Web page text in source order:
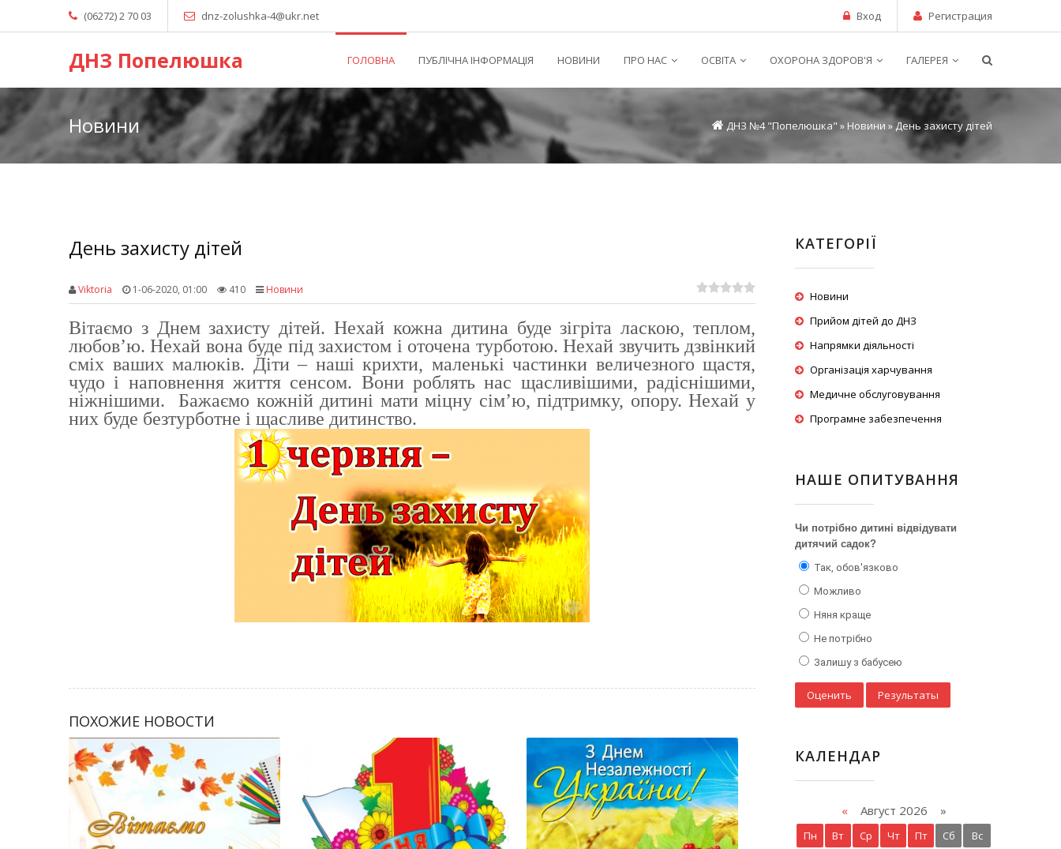
(06272) 2 70 03 dnz-zolushka-4@ukr.net Вход Регистрация
ДНЗ Попелюшка ГОЛОВНА ПУБЛІЧНА ІНФОРМАЦІЯ НОВИНИ ПРО НАС ОСВІТА ОХОРОНА ЗДОРОВ'Я ГАЛЕРЕЯ
Новини ДНЗ №4 "Попелюшка" » Новини » День захисту дітей
День захисту дітей
Viktoria 1-06-2020, 01:00 410 Новини
Вітаємо з Днем захисту дітей. Нехай кожна дитина буде зігріта ласкою, теплом,
любов’ю. Нехай вона буде під захистом і оточена турботою. Нехай звучить дзвінкий
сміх ваших малюків. Діти – наші крихти, маленькі частинки величезного щастя,
чудо і наповнення життя сенсом. Вони роблять нас щасливішими, радіснішими,
ніжнішими. Бажаємо кожній дитині мати міцну сім’ю, підтримку, опору. Нехай у
них буде безтурботне і щасливе дитинство.
ПОХОЖИЕ НОВОСТИ
КАТЕГОРІЇ
Новини
Прийом дітей до ДНЗ
Напрямки діяльності
Організація харчування
Медичне обслуговування
Програмне забезпечення
НАШЕ ОПИТУВАННЯ
Чи потрібно дитині відвідувати
дитячий садок?
Так, обов'язково
Можливо
Няня краще
Не потрібно
Залишу з бабусею
КАЛЕНДАР
« Август 2026 »
Пн Вт Ср Чт Пт Сб
Вс